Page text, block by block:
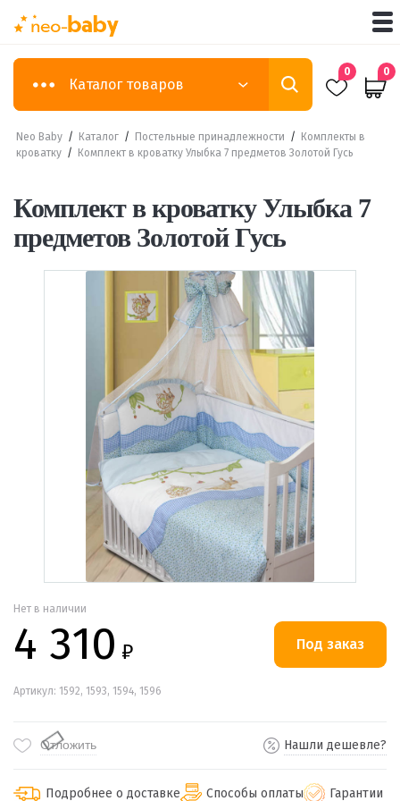
Каталог товаров
0 0
Neo Baby / Каталог / Постельные принадлежности /
Комплекты в
кроватку / Комплект в кроватку Улыбка 7 предметов Золотой Гусь
Комплект в кроватку Улыбка 7
предметов Золотой Гусь
Нет в наличии
4 310 ₽
Артикул: 1592, 1593, 1594, 1596
Отложить Нашли дешевле?
Подробнее о доставке Способы оплаты Гарантии